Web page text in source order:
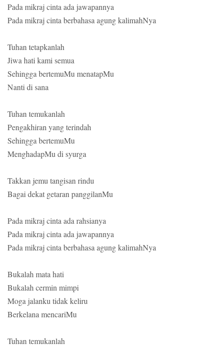
Pada mikraj cinta ada jawapannya
Pada mikraj cinta berbahasa agung kalimahNya
Tuhan tetapkanlah
Jiwa hati kami semua
Sehingga bertemuMu menatapMu
Nanti di sana
Tuhan temukanlah
Pengakhiran yang terindah
Sehingga bertemuMu
MenghadapMu di syurga
Takkan jemu tangisan rindu
Bagai dekat getaran panggilanMu
Pada mikraj cinta ada rahsianya
Pada mikraj cinta ada jawapannya
Pada mikraj cinta berbahasa agung kalimahNya
Bukalah mata hati
Bukalah cermin mimpi
Moga jalanku tidak keliru
Berkelana mencariMu
Tuhan temukanlah